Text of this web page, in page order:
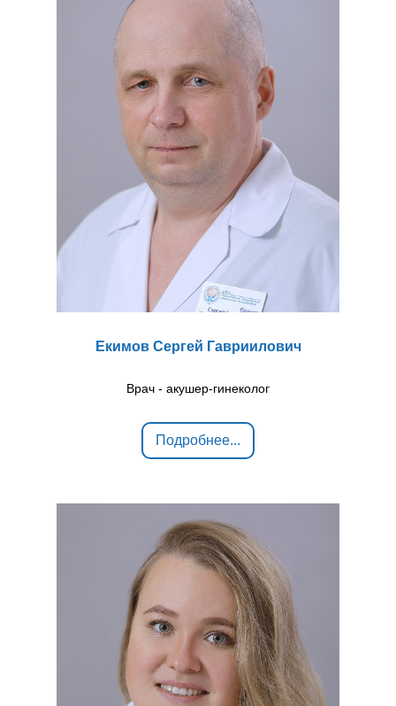
Екимов Сергей Гавриилович
Врач - акушер-гинеколог
Подробнее...